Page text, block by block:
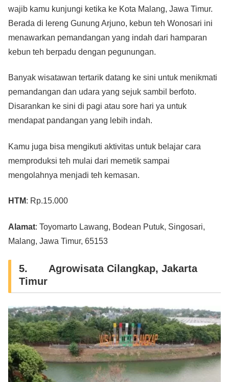
wajib kamu kunjungi ketika ke Kota Malang, Jawa Timur.
Berada di lereng Gunung Arjuno, kebun teh Wonosari ini
menawarkan pemandangan yang indah dari hamparan
kebun teh berpadu dengan pegunungan.
Banyak wisatawan tertarik datang ke sini untuk menikmati
pemandangan dan udara yang sejuk sambil berfoto.
Disarankan ke sini di pagi atau sore hari ya untuk
mendapat pandangan yang lebih indah.
Kamu juga bisa mengikuti aktivitas untuk belajar cara
memproduksi teh mulai dari memetik sampai
mengolahnya menjadi teh kemasan.
HTM: Rp.15.000
Alamat: Toyomarto Lawang, Bodean Putuk, Singosari,
Malang, Jawa Timur, 65153
5. Agrowisata Cilangkap, Jakarta
Timur